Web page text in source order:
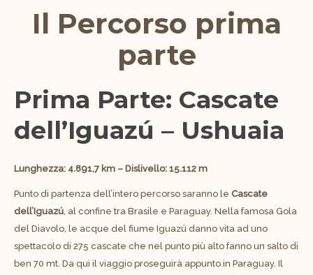
Il Percorso prima
parte
Prima Parte: Cascate
dell’Iguazú – Ushuaia
Lunghezza: 4.891,7 km – Dislivello: 15.112 m
Punto di partenza dell’intero percorso saranno le Cascate
dell’Iguazú, al confine tra Brasile e Paraguay. Nella famosa Gola
del Diavolo, le acque del fiume Iguazú danno vita ad uno
spettacolo di 275 cascate che nel punto più alto fanno un salto di
ben 70 mt. Da qui il viaggio proseguirà appunto in Paraguay. Il